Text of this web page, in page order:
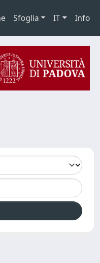
Sfoglia IT Info